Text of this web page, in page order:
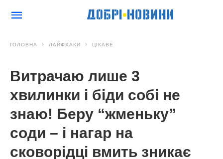
ГОЛОВНА ЛАЙФХАКИ ЦІКАВЕ
Витрачаю лише 3
хвилинки і біди собі не
знаю! Беру “жменьку”
соди – і нагар на
сковорідці вмить зникає